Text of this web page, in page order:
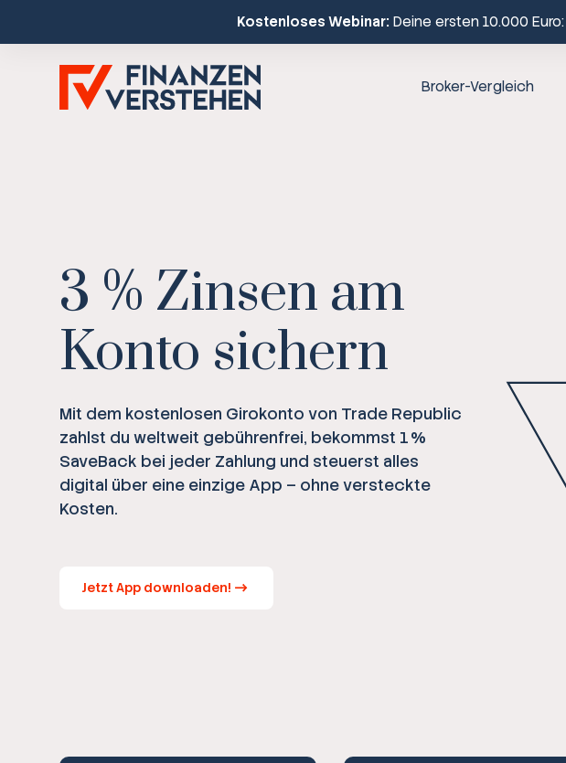
Kostenloses Webinar: Deine ersten 10.000
Broker-Vergleich
3 % Zinsen am
Konto sichern
Mit dem kostenlosen Girokonto von Trade Republic
zahlst du weltweit gebührenfrei, bekommst 1 %
SaveBack bei jeder Zahlung und steuerst alles
digital über eine einzige App – ohne versteckte
Kosten.
Jetzt App downloaden!